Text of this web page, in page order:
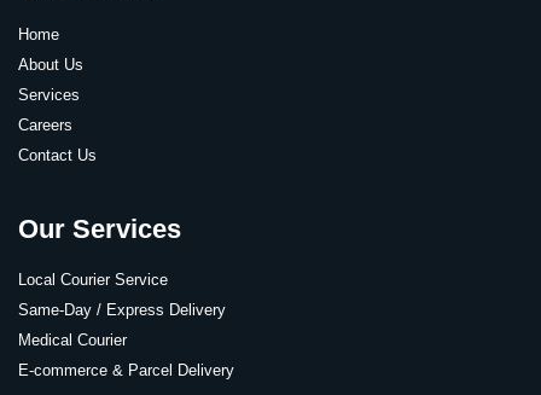
Home
About Us
Services
Careers
Contact Us
Our Services
Local Courier Service
Same-Day / Express Delivery
Medical Courier
E-commerce & Parcel Delivery